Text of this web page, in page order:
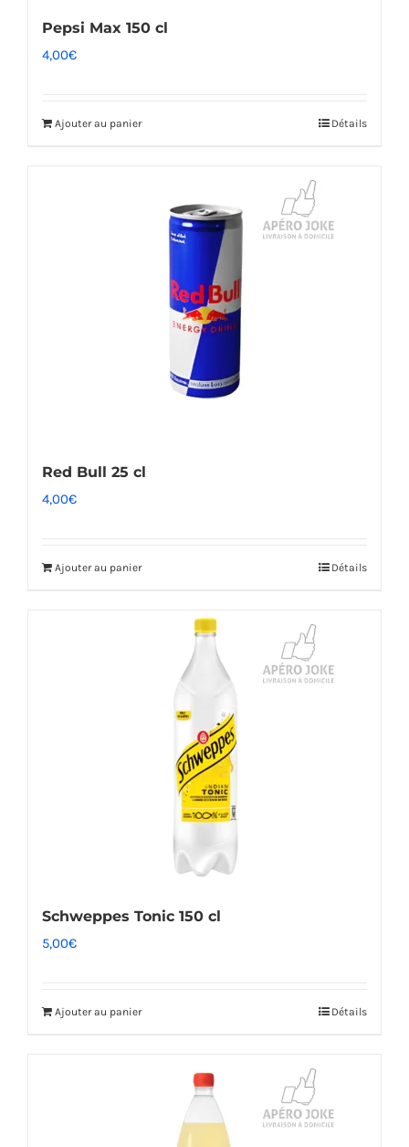
Pepsi Max 150 cl
4,00€
Ajouter au panier Détails
Red Bull 25 cl
4,00€
Ajouter au panier Détails
Schweppes Tonic 150 cl
5,00€
Ajouter au panier Détails